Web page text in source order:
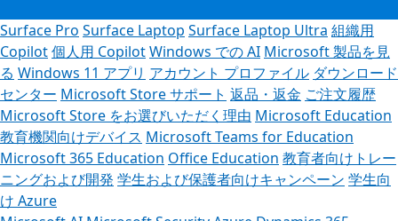
Surface Pro Surface Laptop Surface Laptop Ultra 組織用
Copilot個人用 CopilotWindows での AI Microsoft 製品を見
る Windows 11 アプリ アカウント プロファイル ダウンロード
センター Microsoft Store サポート 返品・返金 ご注文履歴
Microsoft Store をお選びいただく理由 Microsoft Education
教育機関向けデバイス Microsoft Teams for Education
Microsoft 365 Education Office Education 教育者向けトレー
ニングおよび開発 学生および保護者向けキャンペーン 学生向
け Azure